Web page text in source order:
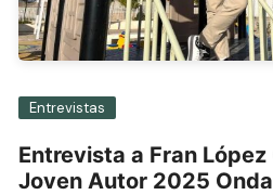
Entrevistas
Entrevista a Fran
Joven Autor 2025